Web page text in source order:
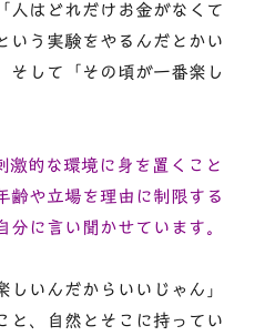
人はどれだけお金がなくて
いう実験をやるんだとかい
そして「その頃が一番楽し
激的な環境に身を置くこと
齢や立場を理由に制限する
分に言い聞かせています。
しいんだからいいじゃん」
と、自然とそこに持ってい